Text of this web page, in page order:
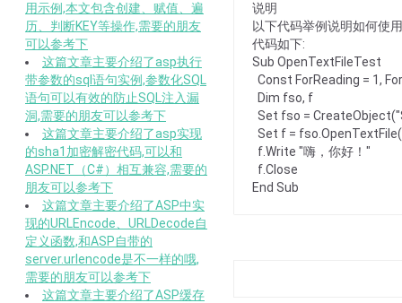
用示例,本文包含创建、赋值、遍
历、判断KEY等操作,需要的朋友
可以参考下
这篇文章主要介绍了asp执行
带参数的sql语句实例,参数化SQL
语句可以有效的防止SQL注入漏
洞,需要的朋友可以参考下
这篇文章主要介绍了asp实现
的sha1加密解密代码,可以和
ASP.NET（C#）相互兼容,需要的
朋友可以参考下
这篇文章主要介绍了ASP中实
现的URLEncode、URLDecode自
定义函数,和ASP自带的
server.urlencode是不一样的哦,
需要的朋友可以参考下
这篇文章主要介绍了ASP缓存
说明
以下代码举例说明如何使
代码如下:
Sub OpenTextFileTest
Const ForReading = 1,
Dim fso, f
Set fso =
Set f =
f.Write "嗨，你好！"
f.Close
End Sub